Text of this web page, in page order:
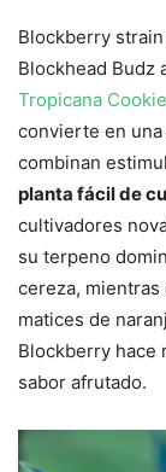
Blockberry
Blockhead Budz
Tropicana
convierte en
combinan
planta fácil de
cultivadores
su terpeno
cereza,
matices de
Blockberry hace
sabor afrutado.